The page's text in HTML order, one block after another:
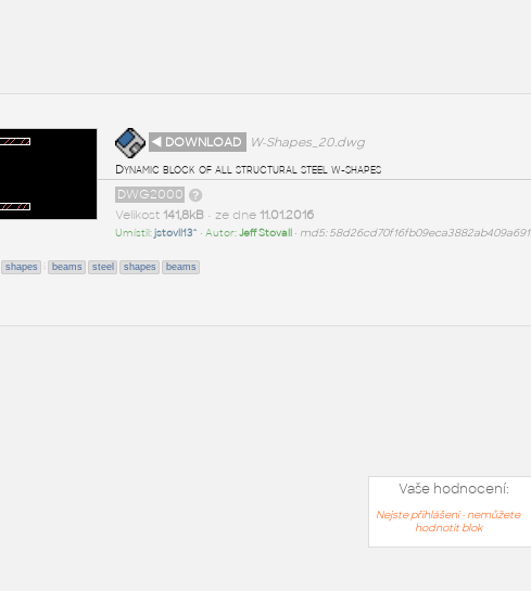
◄ DOWNLOAD
W-Shapes_20.dwg
Dynamic block of all structural steel w-shapes
DWG2000
Velikost 141,8kB• ze dne 11.01.2016
Umístil:jstovll13^ • Autor:Jeff Stovall• md5: 58d26cd70f16fb09eca3882ab409a691
shapes beams steel shapes beams
Vaše hodnocení:
Nejste přihlášeni - nemůžete
hodnotit blok